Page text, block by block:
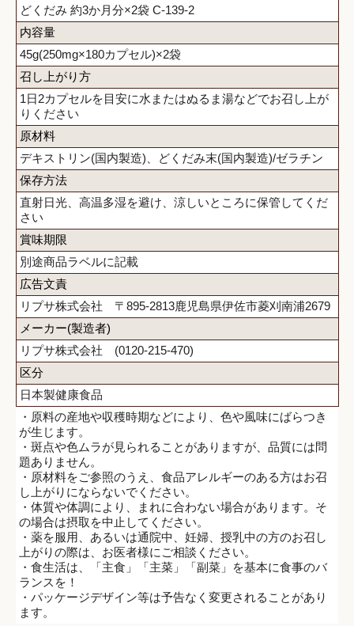
どくだみ 約3か月分×2袋 C-139-2
内容量
45g(250mg×180カプセル)×2袋
召し上がり方
1日2カプセルを目安に水またはぬるま湯などでお召し上が
りください
原材料
デキストリン(国内製造)、どくだみ末(国内製造)/ゼラチン
保存方法
直射日光、高温多湿を避け、涼しいところに保管してくだ
さい
賞味期限
別途商品ラベルに記載
広告文責
リプサ株式会社 〒895-2813鹿児島県伊佐市菱刈南浦2679
メーカー(製造者)
リプサ株式会社 (0120-215-470)
区分
日本製健康食品
・原料の産地や収穫時期などにより、色や風味にばらつき
が生じます。
・斑点や色ムラが見られることがありますが、品質には問
題ありません。
・原材料をご参照のうえ、食品アレルギーのある方はお召
し上がりにならないでください。
・体質や体調により、まれに合わない場合があります。そ
の場合は摂取を中止してください。
・薬を服用、あるいは通院中、妊婦、授乳中の方のお召し
上がりの際は、お医者様にご相談ください。
・食生活は、「主食」「主菜」「副菜」を基本に食事のバ
ランスを！
・パッケージデザイン等は予告なく変更されることがあり
ます。